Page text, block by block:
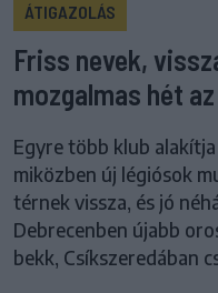
ÁTIGAZOLÁS
Friss nevek,
mozgalmas hét
Egyre több klub
miközben új légiósok
térnek vissza, és jó
Debrecenben újabb
bekk, Csíkszeredában